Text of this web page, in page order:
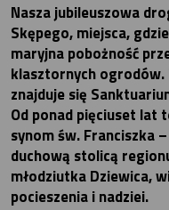
Nasza jubileuszowa
Skępego, miejsca,
maryjna pobożność
klasztornych
znajduje się
Od ponad pięciuset lat
synom św. Franciszka
duchową stolicą
młodziutka Dziewica,
pocieszenia i nadziei.